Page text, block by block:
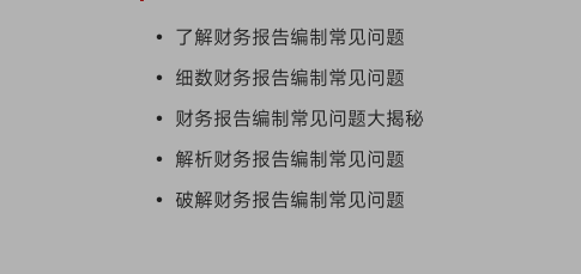
• 了解财务报告编制常见问题
• 细数财务报告编制常见问题
• 财务报告编制常见问题大揭秘
• 解析财务报告编制常见问题
• 破解财务报告编制常见问题